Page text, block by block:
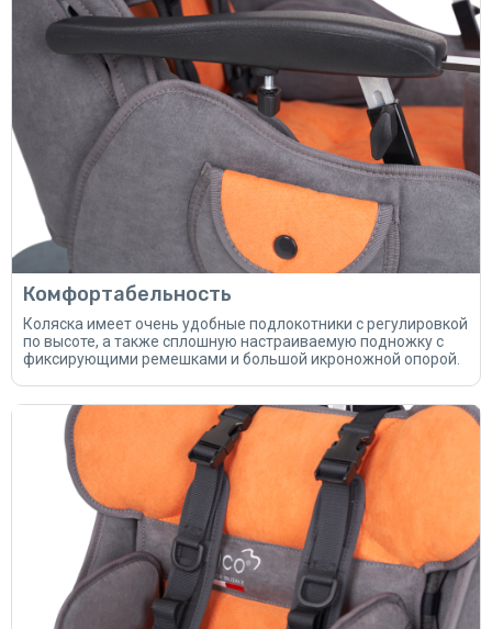
Комфортабельность
Коляска имеет очень удобные подлокотники с регулировкой
по высоте, а также сплошную настраиваемую подножку с
фиксирующими ремешками и большой икроножной опорой.